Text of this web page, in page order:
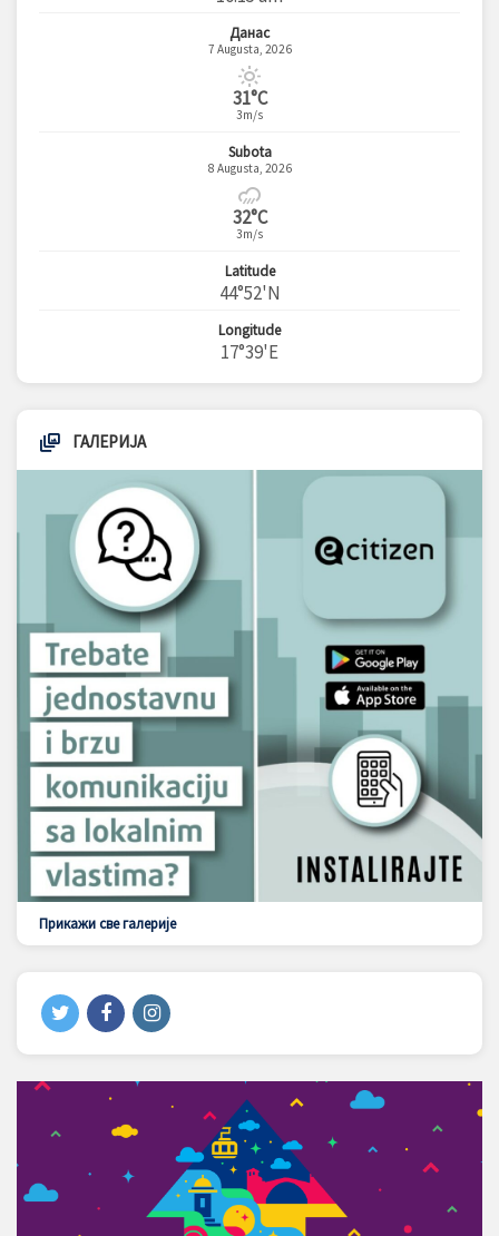
Данас
7 Augusta, 2026
31°C
3m/s
Subota
8 Augusta, 2026
32°C
3m/s
Latitude
44°52'N
Longitude
17°39'E
ГАЛЕРИЈА
Прикажи све галерије